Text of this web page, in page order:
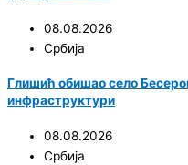
08.08.2026
Србија
Глишић обишао село
инфраструктури
08.08.2026
Србија